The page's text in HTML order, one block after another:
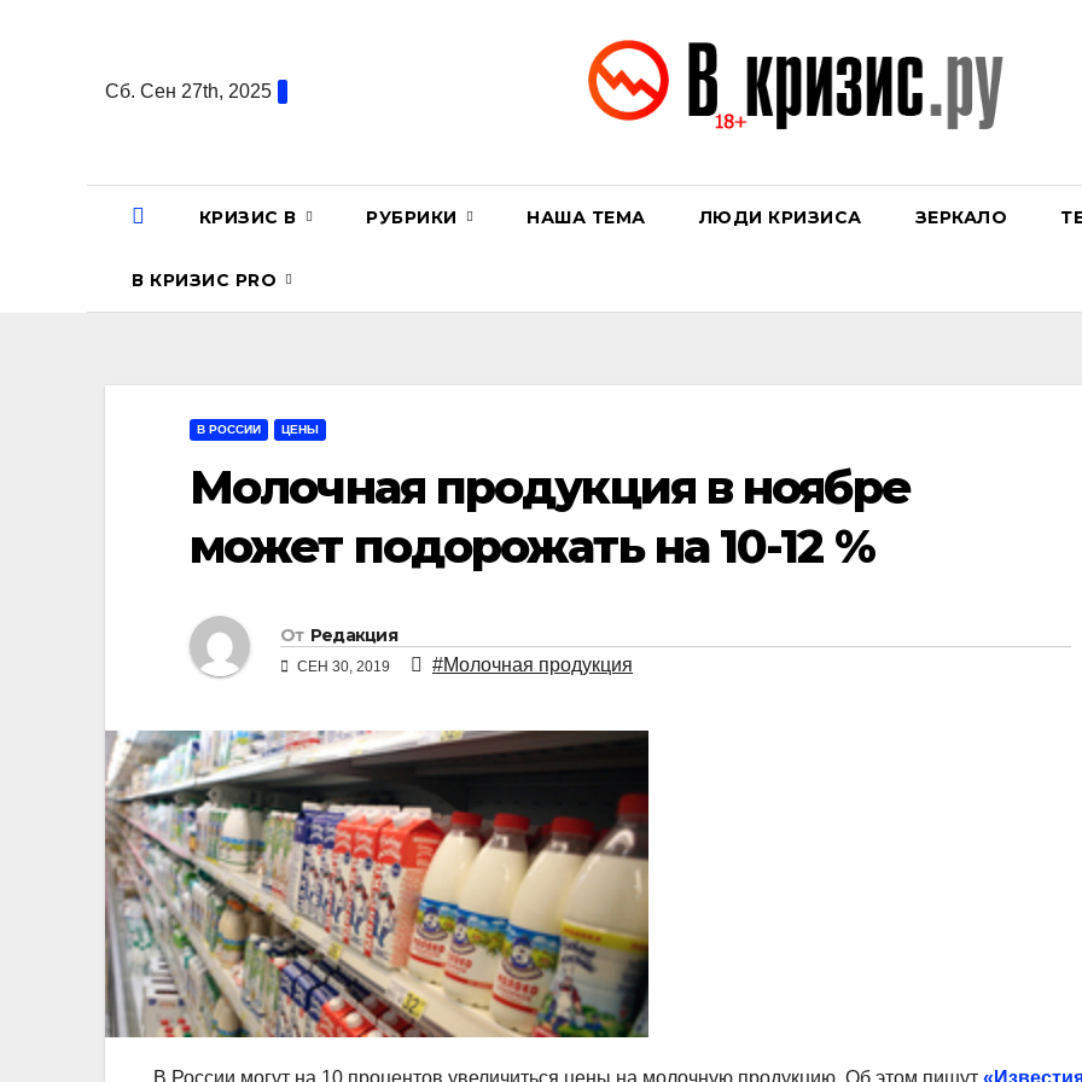
содержаниюСб. Сен 27th, 2025
КРИЗИС В РУБРИКИ НАША ТЕМА ЛЮДИ КРИЗИСА ЗЕРКАЛО
В КРИЗИС PRO
В РОССИИ ЦЕНЫ
Молочная продукция в ноябре
может подорожать на 10-12 %
От Редакция
СЕН 30, 2019 #Молочная продукция
В России могут на 10 процентов увеличиться цены на молочную продукцию. Об этом пишут